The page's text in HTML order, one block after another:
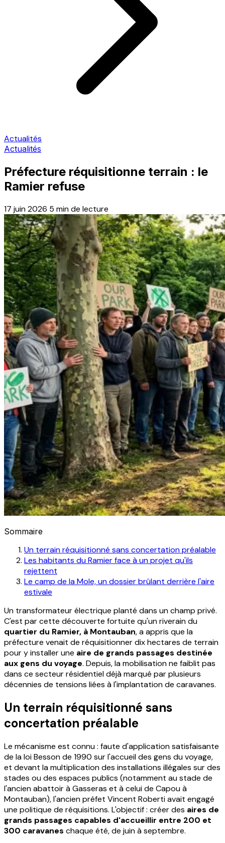
Actualités
Actualités
Préfecture réquisitionne terrain : le
Ramier refuse
17 juin 2026 5 min de lecture
Sommaire
Un terrain réquisitionné sans concertation préalable
Les habitants du Ramier face à un projet qu'ils
rejettent
Le camp de la Mole, un dossier brûlant derrière l'aire
estivale
Un transformateur électrique planté dans un champ privé.
C'est par cette découverte fortuite qu'un riverain du
quartier du Ramier, à Montauban, a appris que la
préfecture venait de réquisitionner dix hectares de terrain
pour y installer une aire de grands passages destinée
aux gens du voyage. Depuis, la mobilisation ne faiblit pas
dans ce secteur résidentiel déjà marqué par plusieurs
décennies de tensions liées à l'implantation de caravanes.
Un terrain réquisitionné sans
concertation préalable
Le mécanisme est connu : faute d'application satisfaisante
de la loi Besson de 1990 sur l'accueil des gens du voyage,
et devant la multiplication des installations illégales sur des
stades ou des espaces publics (notamment au stade de
l'ancien abattoir à Gasseras et à celui de Capou à
Montauban), l'ancien préfet Vincent Roberti avait engagé
une politique de réquisitions. L'objectif : créer des aires de
grands passages capables d'accueillir entre 200 et
300 caravanes chaque été, de juin à septembre.